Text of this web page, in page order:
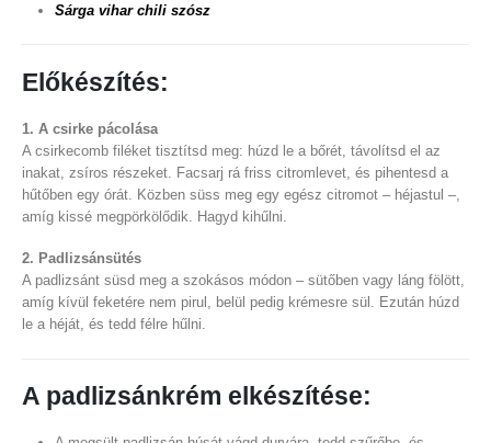
Sárga vihar chili szósz
Előkészítés:
1. A csirke pácolása
A csirkecomb filéket tisztítsd meg: húzd le a bőrét, távolítsd el az
inakat, zsíros részeket. Facsarj rá friss citromlevet, és pihentesd a
hűtőben egy órát. Közben süss meg egy egész citromot – héjastul –,
amíg kissé megpörkölődik. Hagyd kihűlni.
2. Padlizsánsütés
A padlizsánt süsd meg a szokásos módon – sütőben vagy láng fölött,
amíg kívül feketére nem pirul, belül pedig krémesre sül. Ezután húzd
le a héját, és tedd félre hűlni.
A padlizsánkrém elkészítése: